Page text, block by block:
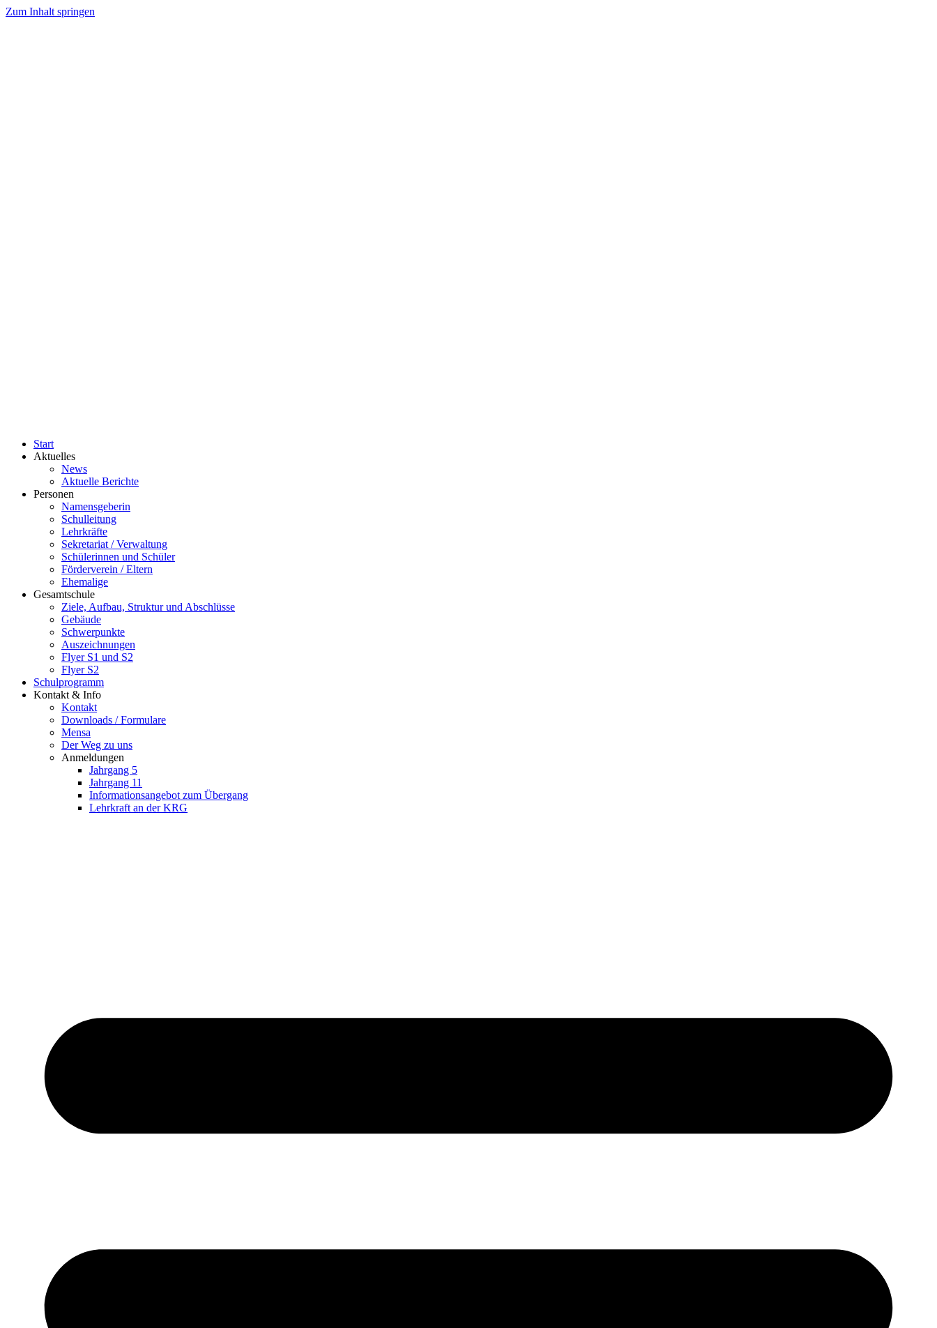
Zum Inhalt springen
Start
Aktuelles
News
Aktuelle Berichte
Personen
Namensgeberin
Schulleitung
Lehrkräfte
Sekretariat / Verwaltung
Schülerinnen und Schüler
Förderverein / Eltern
Ehemalige
Gesamtschule
Ziele, Aufbau, Struktur und Abschlüsse
Gebäude
Schwerpunkte
Auszeichnungen
Flyer S1 und S2
Flyer S2
Schulprogramm
Kontakt & Info
Kontakt
Downloads / Formulare
Mensa
Der Weg zu uns
Anmeldungen
Jahrgang 5
Jahrgang 11
Informationsangebot zum Übergang
Lehrkraft an der KRG